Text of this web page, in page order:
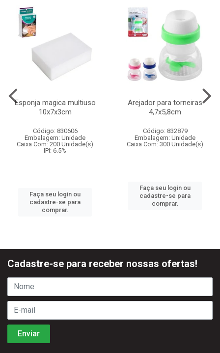
Esponja magica multiuso
10x7x3cm
Código: 830606
Embalagem: Unidade
Caixa Com: 200 Unidade(s)
IPI: 6.5%
Faça seu login ou
cadastre-se para
comprar.
Arejador para torneiras
4,7x5,8cm
Código: 832879
Embalagem: Unidade
Caixa Com: 300 Unidade(s)
Faça seu login ou
cadastre-se para
comprar.
Cadastre-se para receber nossas ofertas!